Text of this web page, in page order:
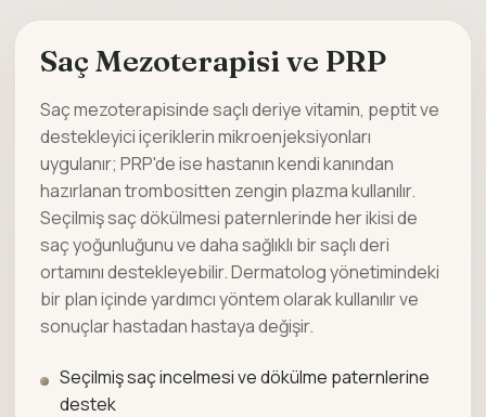
Saç Mezoterapisi ve PRP
Saç mezoterapisinde saçlı deriye vitamin, peptit ve
destekleyici içeriklerin mikroenjeksiyonları
uygulanır; PRP'de ise hastanın kendi kanından
hazırlanan trombositten zengin plazma kullanılır.
Seçilmiş saç dökülmesi paternlerinde her ikisi de
saç yoğunluğunu ve daha sağlıklı bir saçlı deri
ortamını destekleyebilir. Dermatolog yönetimindeki
bir plan içinde yardımcı yöntem olarak kullanılır ve
sonuçlar hastadan hastaya değişir.
Seçilmiş saç incelmesi ve dökülme paternlerine
destek